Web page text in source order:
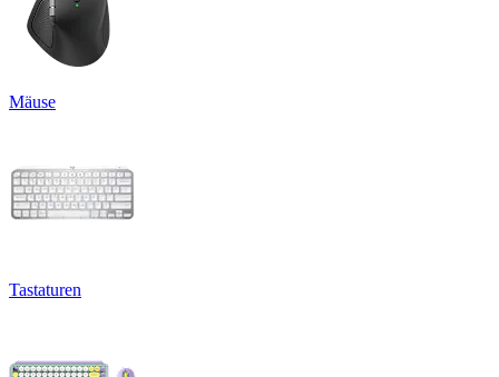
Mäuse
Tastaturen